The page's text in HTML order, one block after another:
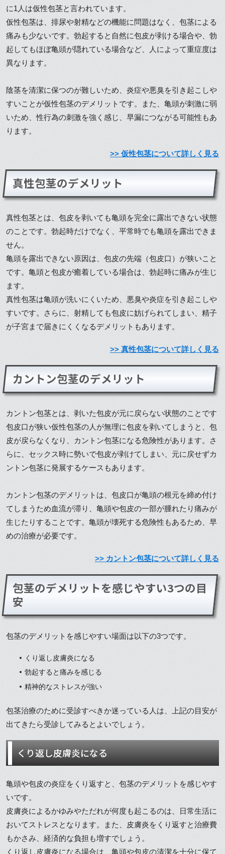
に1人は仮性包茎と言われています。
仮性包茎は、排尿や射精などの機能に問題はなく、包茎による
痛みも少ないです。勃起すると自然に包皮が剥ける場合や、勃
起してもほぼ亀頭が隠れている場合など、人によって重症度は
異なります。
陰茎を清潔に保つのが難しいため、炎症や悪臭を引き起こしや
すいことが仮性包茎のデメリットです。また、亀頭が刺激に弱
いため、性行為の刺激を強く感じ、早漏につながる可能性もあ
ります。
>> 仮性包茎について詳しく見る
真性包茎のデメリット
真性包茎とは、包皮を剥いても亀頭を完全に露出できない状態
のことです。勃起時だけでなく、平常時でも亀頭を露出できま
せん。
亀頭を露出できない原因は、包皮の先端（包皮口）が狭いこと
です。亀頭と包皮が癒着している場合は、勃起時に痛みが生じ
ます。
真性包茎は亀頭が洗いにくいため、悪臭や炎症を引き起こしや
すいです。さらに、射精しても包皮に妨げられてしまい、精子
が子宮まで届きにくくなるデメリットもあります。
>> 真性包茎について詳しく見る
カントン包茎のデメリット
カントン包茎とは、剥いた包皮が元に戻らない状態のことです
包皮口が狭い仮性包茎の人が無理に包皮を剥いてしまうと、包
皮が戻らなくなり、カントン包茎になる危険性があります。さ
らに、セックス時に勢いで包皮が剥けてしまい、元に戻せずカ
ントン包茎に発展するケースもあります。
カントン包茎のデメリットは、包皮口が亀頭の根元を締め付け
てしまうため血流が滞り、亀頭や包皮の一部が腫れたり痛みが
生じたりすることです。亀頭が壊死する危険性もあるため、早
めの治療が必要です。
>> カントン包茎について詳しく見る
包茎のデメリットを感じやすい3つの目
安
包茎のデメリットを感じやすい場面は以下の3つです。
くり返し皮膚炎になる
勃起すると痛みを感じる
精神的なストレスが強い
包茎治療のために受診すべきか迷っている人は、上記の目安が
出てきたら受診してみるとよいでしょう。
くり返し皮膚炎になる
亀頭や包皮の炎症をくり返すと、包茎のデメリットを感じやす
いです。
皮膚炎によるかゆみやただれが何度も起こるのは、日常生活に
おいてストレスとなります。また、皮膚炎をくり返すと治療費
もかさみ、経済的な負担も増すでしょう。
くり返し皮膚炎になる場合は、亀頭や包皮の清潔を十分に保て